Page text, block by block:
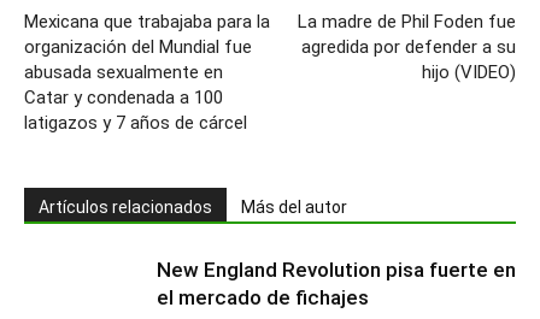
Mexicana que trabajaba para la
organización del Mundial fue
abusada sexualmente en
Catar y condenada a 100
latigazos y 7 años de cárcel
La madre de Phil Foden fue
agredida por defender a su
hijo (VIDEO)
Artículos relacionados Más del autor
New England Revolution pisa fuerte en
el mercado de fichajes